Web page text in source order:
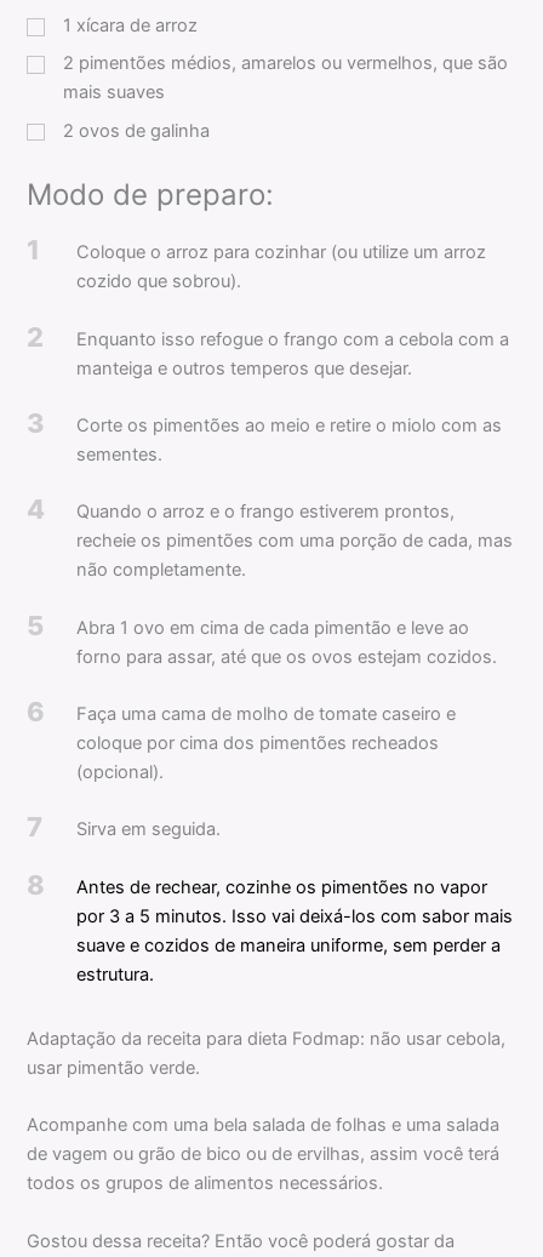
1 xícara de arroz
2 pimentões médios, amarelos ou vermelhos, que são
mais suaves
2 ovos de galinha
Modo de preparo:
1
Coloque o arroz para cozinhar (ou utilize um arroz
cozido que sobrou).
2
Enquanto isso refogue o frango com a cebola com a
manteiga e outros temperos que desejar.
3
Corte os pimentões ao meio e retire o miolo com as
sementes.
4
Quando o arroz e o frango estiverem prontos,
recheie os pimentões com uma porção de cada, mas
não completamente.
5
Abra 1 ovo em cima de cada pimentão e leve ao
forno para assar, até que os ovos estejam cozidos.
6
Faça uma cama de molho de tomate caseiro e
coloque por cima dos pimentões recheados
(opcional).
7 Sirva em seguida.
8
Antes de rechear, cozinhe os pimentões no vapor
por 3 a 5 minutos. Isso vai deixá-los com sabor mais
suave e cozidos de maneira uniforme, sem perder a
estrutura.
Adaptação da receita para dieta Fodmap: não usar cebola,
usar pimentão verde.
Acompanhe com uma bela salada de folhas e uma salada
de vagem ou grão de bico ou de ervilhas, assim você terá
todos os grupos de alimentos necessários.
Gostou dessa receita? Então você poderá gostar da